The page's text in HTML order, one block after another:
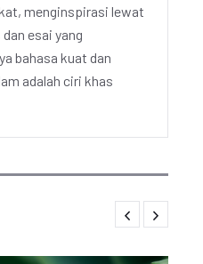
menginspirasi lewat
esai yang
bahasa kuat dan
adalah ciri khas